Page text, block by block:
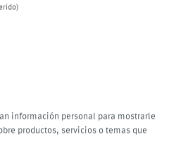
información personal para mostrarle
productos, servicios o temas que